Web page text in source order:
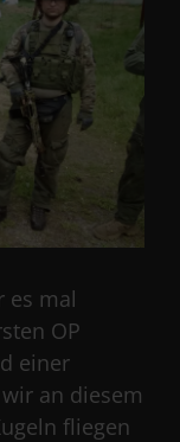
es mal
OP
einer
an diesem
fliegen